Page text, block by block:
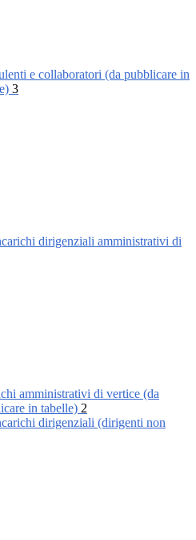
e collaboratori (da pubblicare in
3
dirigenziali amministrativi di
amministrativi di vertice (da
in tabelle) 2
dirigenziali (dirigenti non